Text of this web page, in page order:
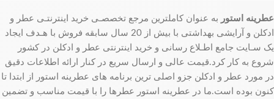
عطرینه استور به عنوان کاملترین مرجع تخصصـی خرید اینترنتـی عطر و
ادکلن و آرایشی بهداشتی با بیش از 20 سال سابقه فروش با هـدف ایجاد
یک سـایت جامع اطـلاع رسانی و خرید اینترنتی عطر و ادکلن در کشور
شروع به کار کرد.قیمت عالی و ارسال سریع در کنار ارائه اطلاعات دقیق
در مورد عطر و ادکلن جزو اصلی ترین برنامه های عطرینه استور از ابتدا تا
کنون بوده است.ما در عطرینه استور عطرها را با قیمت مناسب و تضمین